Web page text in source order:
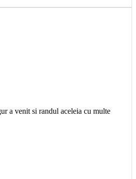
a venit si randul aceleia cu multe